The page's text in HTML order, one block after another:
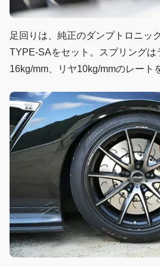
足回りは、純正のダンプトロニッ
TYPE-SAをセット。スプリングは
16kg/mm、リヤ10kg/mmのレート